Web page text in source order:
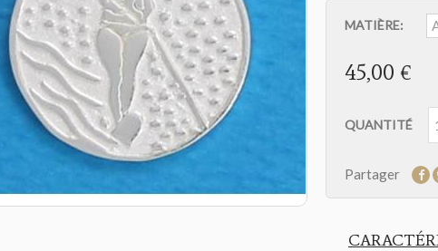
MATIÈRE:
45,00 €
QUANTITÉ
Partager